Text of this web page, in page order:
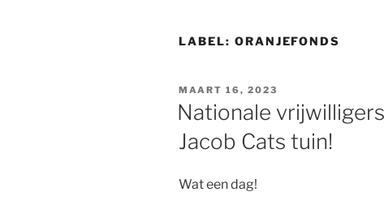
LABEL: ORANJEFONDS
GEPLAATST
OP
MAART 16, 2023
Nationale
Jacob Cats tuin!
Wat een dag!